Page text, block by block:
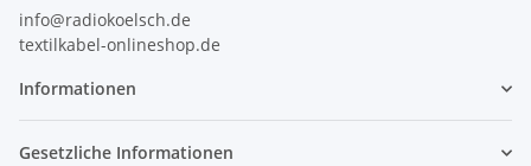
info@radiokoelsch.de
textilkabel-onlineshop.de
Informationen
Gesetzliche Informationen